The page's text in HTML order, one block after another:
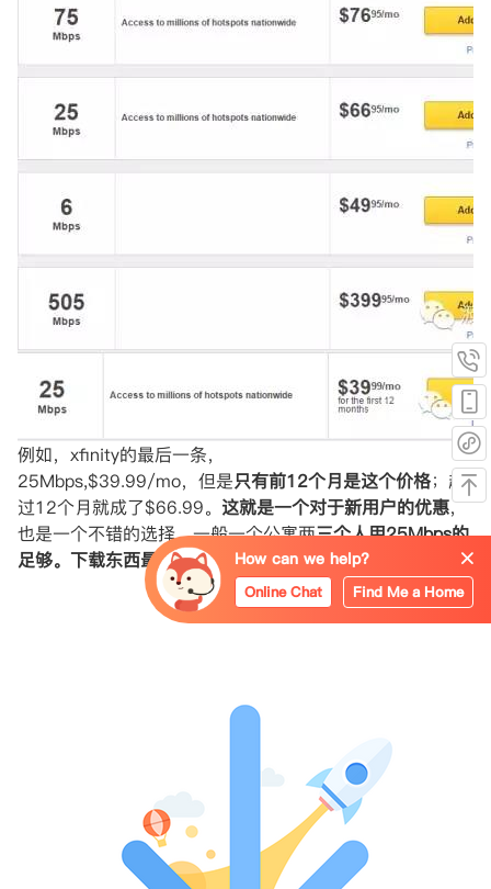
例如，xfinity的最后一条，
25Mbps,$39.99/mo，但是只有前12个月是这个价格；超
过12个月就成了$66.99。 这就是一个对于新用户的优惠，
也是一个不错的选择。一般一个公寓两三个人用25Mbps的
足够。下载东西最快能到3M/s。How can we help?
Online Chat Find Me a Home